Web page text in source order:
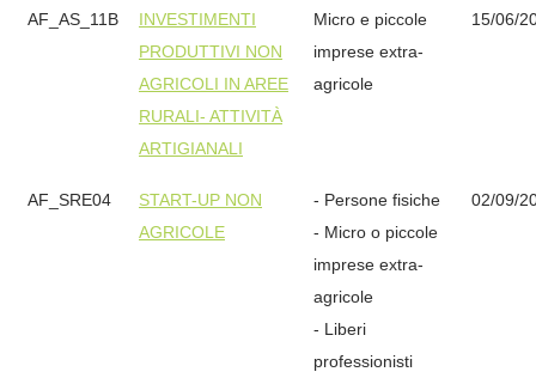
AF_AS_11B
INVESTIMENTI
PRODUTTIVI NON
AGRICOLI IN AREE
RURALI- ATTIVITÀ
ARTIGIANALI
Micro e piccole
imprese extra-
agricole
15/06/
AF_SRE04
START-UP NON
AGRICOLE
- Persone fisiche
- Micro o piccole
imprese extra-
agricole
- Liberi
professionisti
02/09/